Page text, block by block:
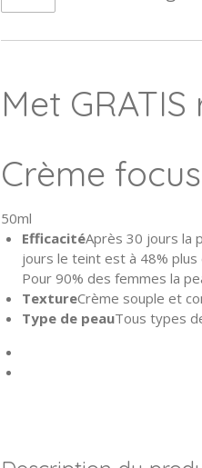
Met
Crème
50ml
EfficacitéAprès 30 jours la
jours le teint est à 48%
Pour 90% des femmes la
TextureCrème souple et
Type de peauTous types